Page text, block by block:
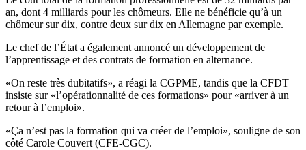
an, dont 4 milliards pour les chômeurs. Elle ne bénéficie qu’à un
chômeur sur dix, contre deux sur dix en Allemagne par exemple.
Le chef de l’État a également annoncé un développement de
l’apprentissage et des contrats de formation en alternance.
«On reste très dubitatifs», a réagi la CGPME, tandis que la CFDT
insiste sur «l’opérationnalité de ces formations» pour «arriver à un
retour à l’emploi».
«Ça n’est pas la formation qui va créer de l’emploi», souligne de son
côté Carole Couvert (CFE-CGC).